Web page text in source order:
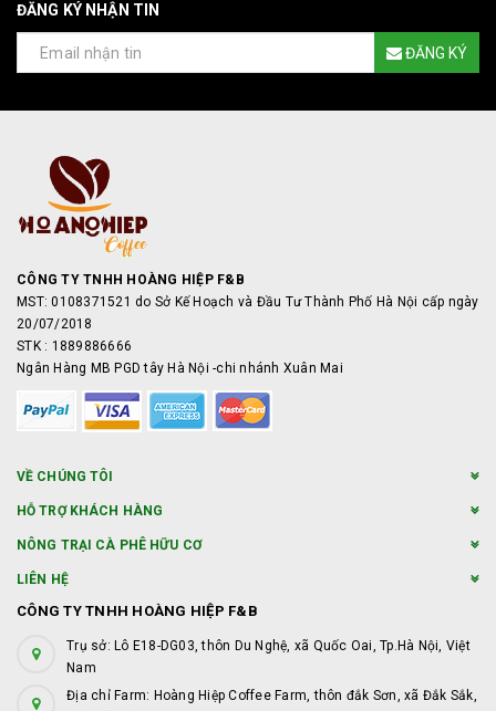
ĐĂNG KÝ NHẬN TIN
ĐĂNG KÝ
CÔNG TY TNHH HOÀNG HIỆP F&B
MST: 0108371521 do Sở Kế Hoạch và Đầu Tư Thành Phố Hà Nội cấp ngày
20/07/2018
STK : 1889886666
Ngân Hàng MB PGD tây Hà Nội -chi nhánh Xuân Mai
VỀ CHÚNG TÔI
HỖ TRỢ KHÁCH HÀNG
NÔNG TRẠI CÀ PHÊ HỮU CƠ
LIÊN HỆ
CÔNG TY TNHH HOÀNG HIỆP F&B
Trụ sở: Lô E18-DG03, thôn Du Nghệ, xã Quốc Oai, Tp.Hà Nội, Việt
Nam
Địa chỉ Farm: Hoàng Hiệp Coffee Farm, thôn đắk Sơn, xã Đắk Sắk,